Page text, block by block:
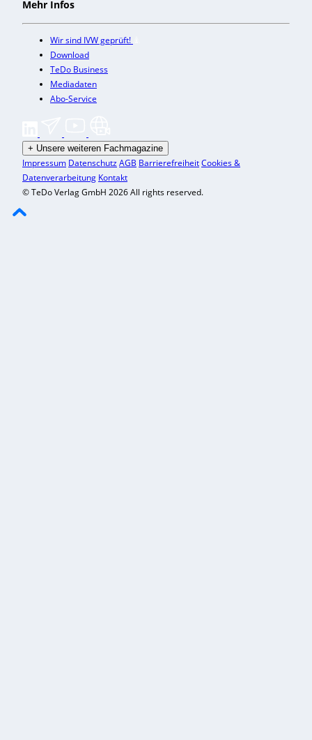
Mehr Infos
Wir sind IVW geprüft!
Download
TeDo Business
Mediadaten
Abo-Service
+ Unsere weiteren Fachmagazine
Impressum DatenschutzAGB BarrierefreiheitCookies &
Datenverarbeitung Kontakt
© TeDo Verlag GmbH 2026 All rights reserved.